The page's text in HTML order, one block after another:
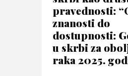
pravednosti:
znanosti do
dostupnosti:
u skrbi za
raka 2025.